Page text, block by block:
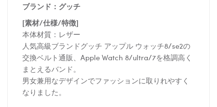
ブランド：グッチ
[素材/仕様/特徴]
本体材質：レザー
人気高級ブランドグッチ アップル ウォッチ8/se2の
交換ベルト通販、Apple Watch 8/ultra/7を格調高く
まとえるバンド。
男女兼用なデザインでファッションに取りれやすく
なりました。